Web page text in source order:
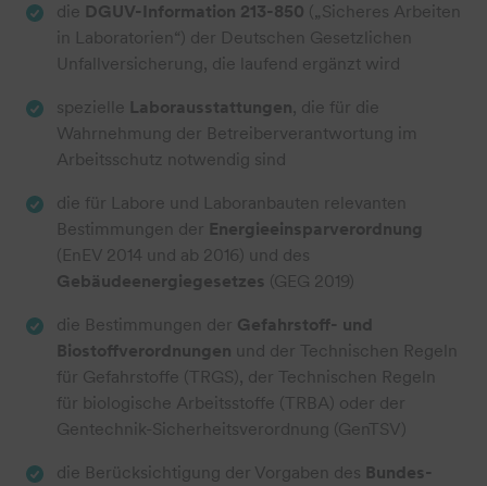
die DGUV-Information 213-850 („Sicheres Arbeiten
in Laboratorien“) der Deutschen Gesetzlichen
Unfallversicherung, die laufend ergänzt wird
spezielle Laborausstattungen, die für die
Wahrnehmung der Betreiberverantwortung im
Arbeitsschutz notwendig sind
die für Labore und Laboranbauten relevanten
Bestimmungen der Energieeinsparverordnung
(EnEV 2014 und ab 2016) und des
Gebäudeenergiegesetzes (GEG 2019)
die Bestimmungen der Gefahrstoff- und
Biostoffverordnungen und der Technischen Regeln
für Gefahrstoffe (TRGS), der Technischen Regeln
für biologische Arbeitsstoffe (TRBA) oder der
Gentechnik-Sicherheitsverordnung (GenTSV)
die Berücksichtigung der Vorgaben des Bundes-